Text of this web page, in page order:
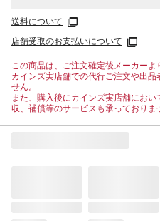
送料について
店舗受取のお支払いについて
この商品は、ご注文確定後メーカーよ
カインズ実店舗での代行ご注文や出
せん。
また、購入後にカインズ実店舗にお
収、補償等のサービスも承っておりま